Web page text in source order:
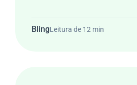
BlingLeitura de 12 min